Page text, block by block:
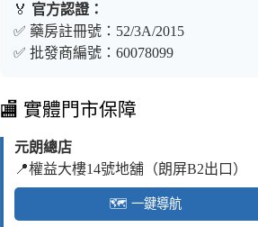
🏅 官方認證：
✅ 藥房註冊號：52/3A/2015
✅ 批發商編號：60078099
🏬 實體門市保障
元朗總店
📍權益大樓14號地舖（朗屏B2出口）
🗺️ 一鍵導航